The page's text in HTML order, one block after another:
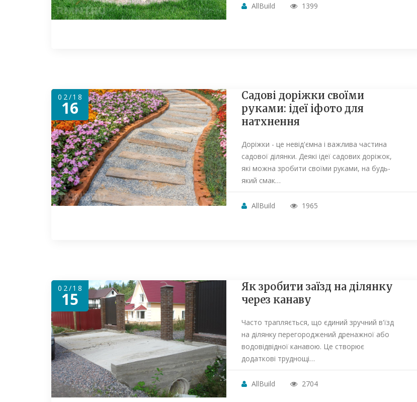
AllBuild 1399
02/18
16
Садові доріжки своїми
руками: ідеї іфото для
натхнення
Доріжки - це невід'ємна і важлива частина
садової ділянки. Деякі ідеї садових доріжок,
які можна зробити своїми руками, на будь-
який смак…
AllBuild 1965
02/18
15
Як зробити заїзд на ділянку
через канаву
Часто трапляється, що єдиний зручний в'їзд
на ділянку перегороджений дренажної або
водовідвідної канавою. Це створює
додаткові труднощі…
AllBuild 2704